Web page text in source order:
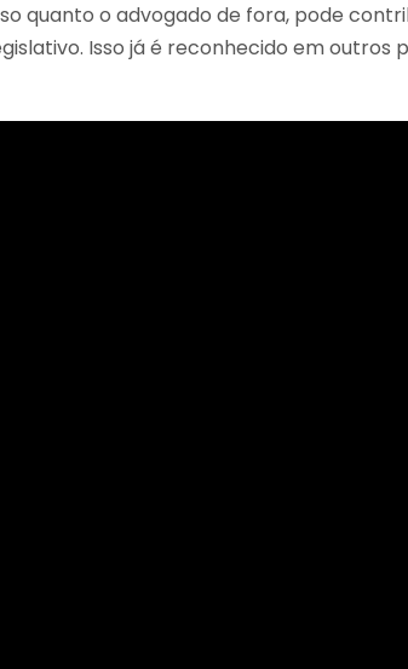
quanto o advogado de fora, pode
Isso já é reconhecido em outros